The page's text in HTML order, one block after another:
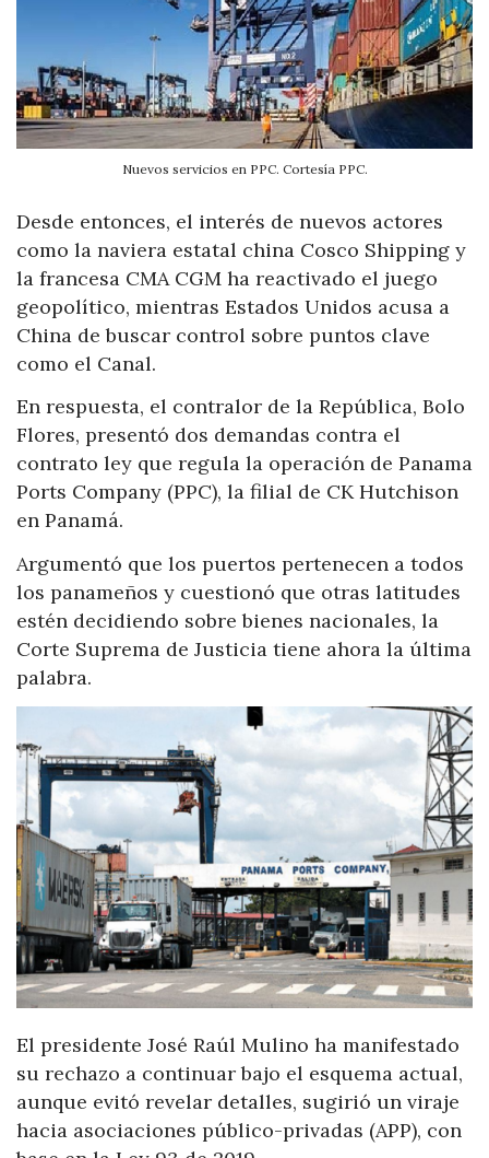
Nuevos servicios en PPC. Cortesía PPC.
Desde entonces, el interés de nuevos actores
como la naviera estatal china Cosco Shipping y
la francesa CMA CGM ha reactivado el juego
geopolítico, mientras Estados Unidos acusa a
China de buscar control sobre puntos clave
como el Canal.
En respuesta, el contralor de la República, Bolo
Flores, presentó dos demandas contra el
contrato ley que regula la operación de Panama
Ports Company (PPC), la filial de CK Hutchison
en Panamá.
Argumentó que los puertos pertenecen a todos
los panameños y cuestionó que otras latitudes
estén decidiendo sobre bienes nacionales, la
Corte Suprema de Justicia tiene ahora la última
palabra.
El presidente José Raúl Mulino ha manifestado
su rechazo a continuar bajo el esquema actual,
aunque evitó revelar detalles, sugirió un viraje
hacia asociaciones público-privadas (APP), con